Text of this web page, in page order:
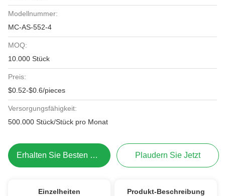
Modellnummer:
MC-AS-552-4
MOQ:
10.000 Stück
Preis:
$0.52-$0.6/pieces
Versorgungsfähigkeit:
500.000 Stück/Stück pro Monat
Erhalten Sie Besten Preis Plaudern Sie Jetzt
Einzelheiten Produkt-Beschreibung